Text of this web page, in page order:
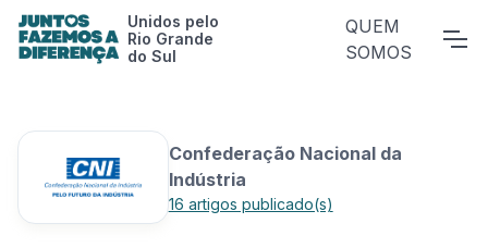
Unidos pelo
Rio Grande
do Sul
QUEM
SOMOS
Confederação Nacional da
Indústria
16 artigos publicado(s)